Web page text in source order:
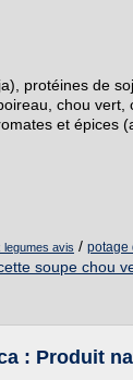
protéines de
chou vert,
et épices
legumes avis / potage
soupe chou
: Produit